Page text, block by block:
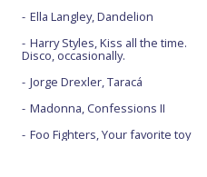
Ella Langley, Dandelion
Harry Styles, Kiss all the time.
Disco, occasionally.
Jorge Drexler, Taracá
Madonna, Confessions II
Foo Fighters, Your favorite toy